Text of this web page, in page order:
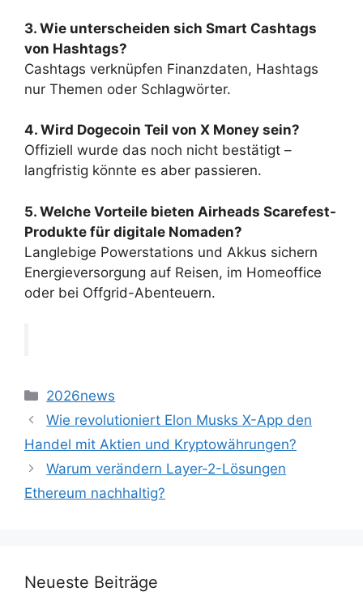
3. Wie unterscheiden sich Smart Cashtags
von Hashtags?
Cashtags verknüpfen Finanzdaten, Hashtags
nur Themen oder Schlagwörter.
4. Wird Dogecoin Teil von X Money sein?
Offiziell wurde das noch nicht bestätigt –
langfristig könnte es aber passieren.
5. Welche Vorteile bieten Airheads Scarefest-
Produkte für digitale Nomaden?
Langlebige Powerstations und Akkus sichern
Energieversorgung auf Reisen, im Homeoffice
oder bei Offgrid-Abenteuern.
2026news
Wie revolutioniert Elon Musks X-App den
Handel mit Aktien und Kryptowährungen?
Warum verändern Layer-2-Lösungen
Ethereum nachhaltig?
Neueste Beiträge